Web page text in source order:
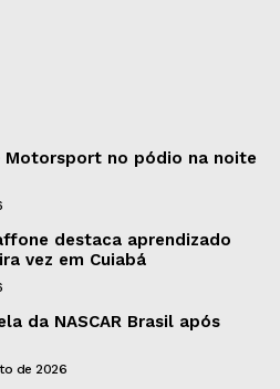
Motorsport no pódio na noite
destaca aprendizado
vez em Cuiabá
da NASCAR Brasil após
de 2026